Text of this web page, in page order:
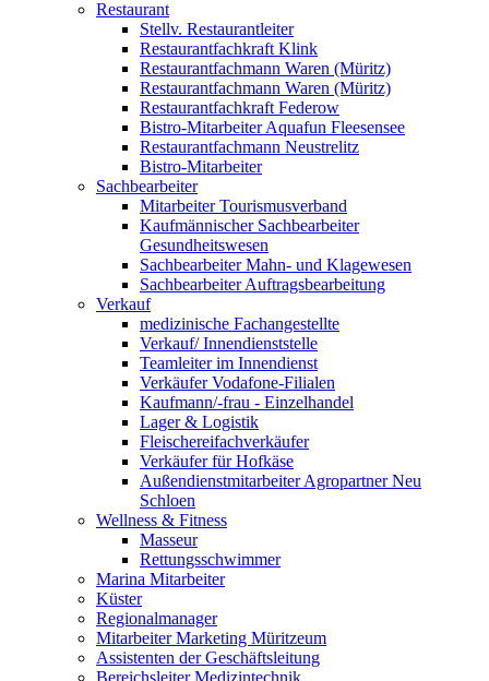
Restaurant
Stellv. Restaurantleiter
Restaurantfachkraft Klink
Restaurantfachmann Waren (Müritz)
Restaurantfachmann Waren (Müritz)
Restaurantfachkraft Federow
Bistro-Mitarbeiter Aquafun Fleesensee
Restaurantfachmann Neustrelitz
Bistro-Mitarbeiter
Sachbearbeiter
Mitarbeiter Tourismusverband
Kaufmännischer Sachbearbeiter
Gesundheitswesen
Sachbearbeiter Mahn- und Klagewesen
Sachbearbeiter Auftragsbearbeitung
Verkauf
medizinische Fachangestellte
Verkauf/ Innendienststelle
Teamleiter im Innendienst
Verkäufer Vodafone-Filialen
Kaufmann/-frau - Einzelhandel
Lager & Logistik
Fleischereifachverkäufer
Verkäufer für Hofkäse
Außendienstmitarbeiter Agropartner Neu
Schloen
Wellness & Fitness
Masseur
Rettungsschwimmer
Marina Mitarbeiter
Küster
Regionalmanager
Mitarbeiter Marketing Müritzeum
Assistenten der Geschäftsleitung
Bereichsleiter Medizintechnik